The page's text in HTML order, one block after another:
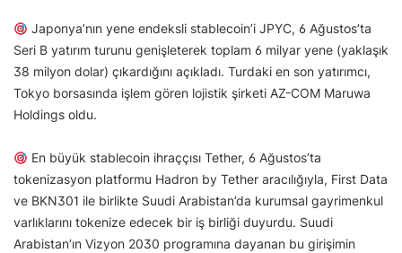
Japonya’nın yene endeksli stablecoin’i JPYC, 6 Ağustos’ta
Seri B yatırım turunu genişleterek toplam 6 milyar yene (yaklaşık
38 milyon dolar) çıkardığını açıkladı. Turdaki en son yatırımcı,
Tokyo borsasında işlem gören lojistik şirketi AZ-COM Maruwa
Holdings oldu.
En büyük stablecoin ihraççısı Tether, 6 Ağustos’ta
tokenizasyon platformu Hadron by Tether aracılığıyla, First Data
ve BKN301 ile birlikte Suudi Arabistan’da kurumsal gayrimenkul
varlıklarını tokenize edecek bir iş birliği duyurdu. Suudi
Arabistan’ın Vizyon 2030 programına dayanan bu girişimin